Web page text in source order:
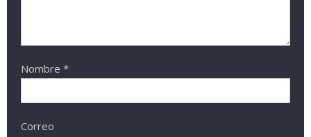
Nombre *
Correo